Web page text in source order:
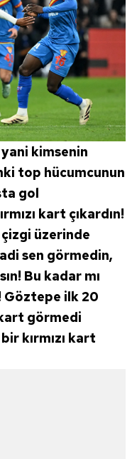
kimsenin
top hücumcunun
gol
kart çıkardın!
üzerinde
sen görmedin,
Bu kadar mı
Göztepe ilk 20
görmedi
kırmızı kart